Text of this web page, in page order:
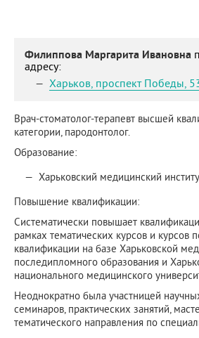
Филиппова Маргарита Ивановна
адресу:
Харьков, проспект Победы,
Врач-стоматолог-терапевт высшей
категории, пародонтолог.
Образование:
Харьковский медицинский
Повышение квалификации:
Систематически повышает
рамках тематических курсов и курсов
квалификации на базе Харьковской
последипломного образования и
национального медицинского
Неоднократно была участницей
семинаров, практических занятий,
тематического направления по